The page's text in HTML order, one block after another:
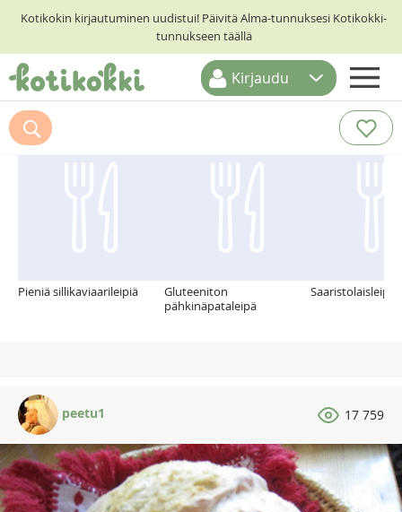
Kotikokin kirjautuminen uudistui! Päivitä Alma-tunnuksesi Kotikokki-
tunnukseen täällä
ETUSIVU
RESEPTIHAKU
Kirjaudu
Suosittelemme myös
Pieniä sillikaviaarileipiä
Gluteeniton
pähkinäpataleipä
Saaristolaisleipä
peetu1 17 759